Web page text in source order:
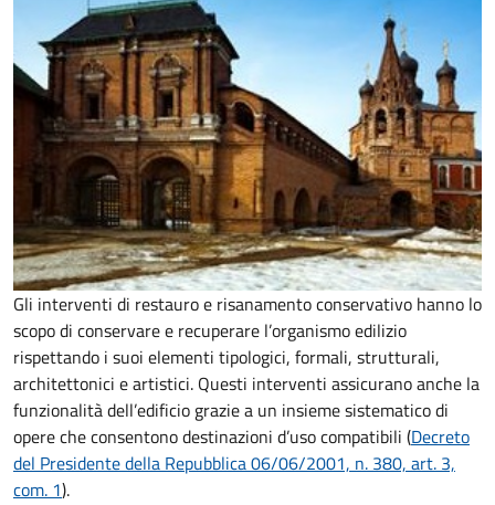
Gli interventi di restauro e risanamento conservativo hanno lo
scopo di conservare e recuperare l’organismo edilizio
rispettando i suoi elementi tipologici, formali, strutturali,
architettonici e artistici. Questi interventi assicurano anche la
funzionalità dell’edificio grazie a un insieme sistematico di
opere che consentono destinazioni d’uso compatibili (Decreto
del Presidente della Repubblica 06/06/2001, n. 380, art. 3,
com. 1).